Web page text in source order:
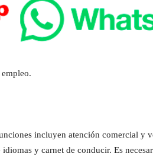
incluyen atención comercial y
y carnet de conducir. Es